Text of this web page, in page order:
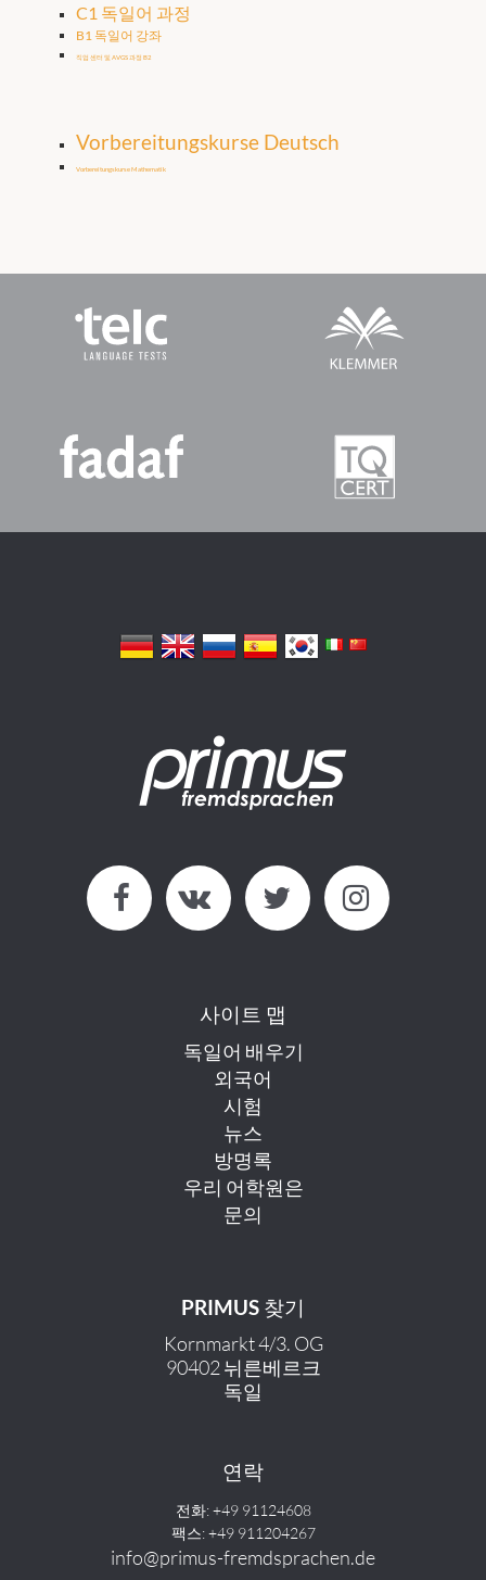
C1 독일어 과정
B1 독일어 강좌
직업 센터 및 AVGS 과정 B2
Vorbereitungskurse Deutsch
Vorbereitungskurse Mathematik
사이트 맵
독일어 배우기
외국어
시험
뉴스
방명록
우리 어학원은
문의
PRIMUS 찾기
Kornmarkt 4/3. OG
90402 뉘른베르크
독일
연락
전화: +49 91124608
팩스: +49 911204267
info@primus-fremdsprachen.de